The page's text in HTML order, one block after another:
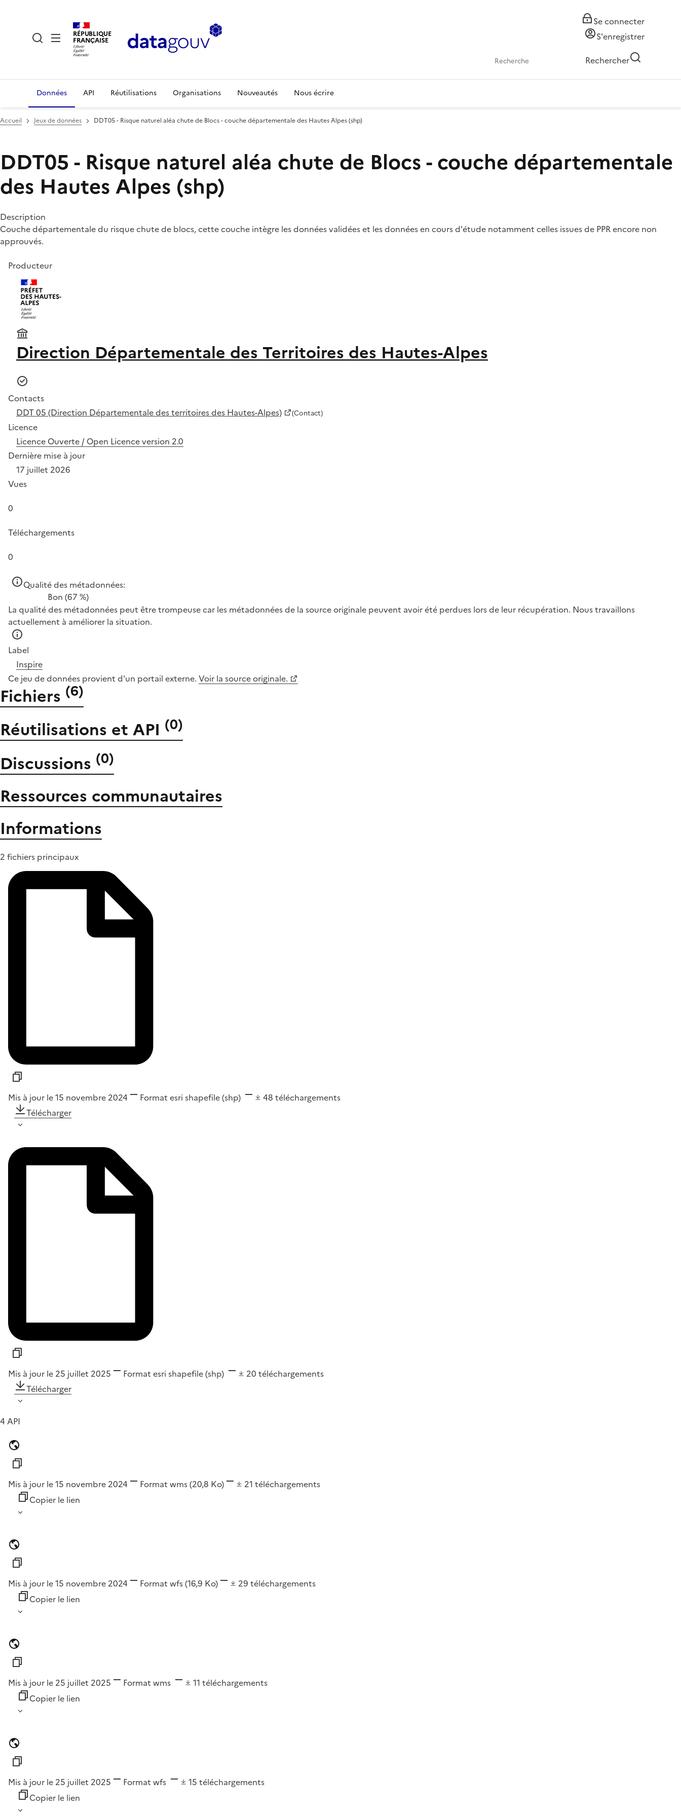
RÉPUBLIQUE
FRANÇAISE
Se connecter
S'enregistrer
Rechercher
Données API Réutilisations Organisations Nouveautés Nous écrire
Accueil Jeux de données DDT05 - Risque naturel aléa chute de Blocs - couche départementale des Hautes Alpes (shp)
DDT05 - Risque naturel aléa chute de Blocs - couche départementale
des Hautes Alpes (shp)
Description
Couche départementale du risque chute de blocs, cette couche intègre les données validées et les données en cours d'étude notamment celles issues de PPR encore non
approuvés.
Producteur
Direction Départementale des Territoires des Hautes-Alpes
Contacts
DDT 05 (Direction Départementale des territoires des Hautes-Alpes)
(Contact)
Licence
Licence Ouverte / Open Licence version 2.0
Dernière mise à jour
17 juillet 2026
Vues
0
Téléchargements
0
Qualité des métadonnées:
Bon (67 %)
La qualité des métadonnées peut être trompeuse car les métadonnées de la source originale peuvent avoir été perdues lors de leur récupération. Nous travaillons
actuellement à améliorer la situation.
Label
Inspire
Ce jeu de données provient d'un portail externe. Voir la source originale.
Fichiers (6)
Réutilisations et API (0)
Discussions (0)
Ressources communautaires
Informations
2 fichiers principaux
Mis à jour le 15 novembre 2024 Format esri shapefile (shp) 48 téléchargements
Télécharger
Mis à jour le 25 juillet 2025 Format esri shapefile (shp) 20 téléchargements
Télécharger
4 API
Mis à jour le 15 novembre 2024 Format wms(20,8 Ko) 21 téléchargements
Copier le lien
Mis à jour le 15 novembre 2024 Format wfs(16,9 Ko) 29 téléchargements
Copier le lien
Mis à jour le 25 juillet 2025 Format wms 11 téléchargements
Copier le lien
Mis à jour le 25 juillet 2025 Format wfs 15 téléchargements
Copier le lien